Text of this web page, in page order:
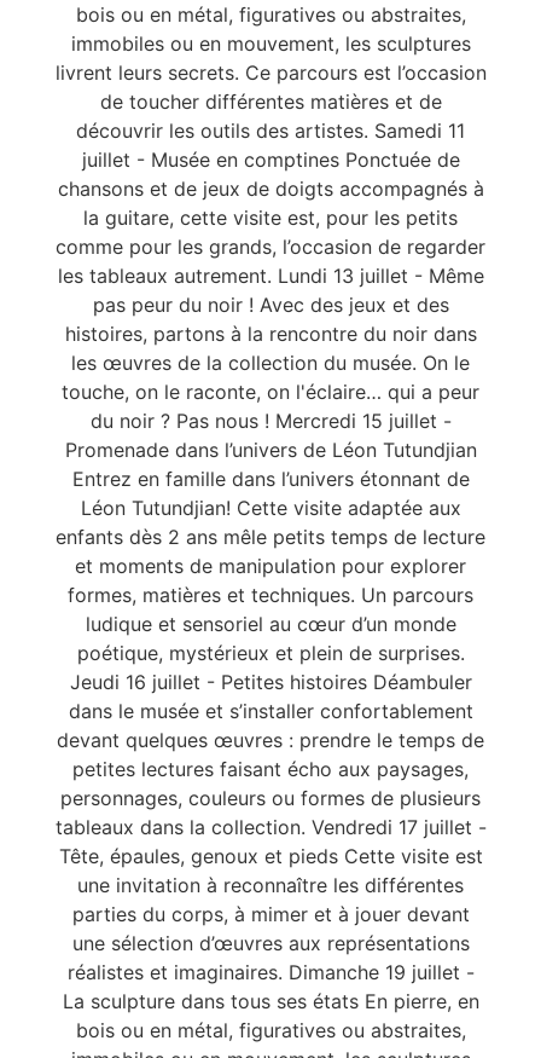
bois ou en métal, figuratives ou abstraites,
immobiles ou en mouvement, les sculptures
livrent leurs secrets. Ce parcours est l’occasion
de toucher différentes matières et de
découvrir les outils des artistes. Samedi 11
juillet - Musée en comptines Ponctuée de
chansons et de jeux de doigts accompagnés à
la guitare, cette visite est, pour les petits
comme pour les grands, l’occasion de regarder
les tableaux autrement. Lundi 13 juillet - Même
pas peur du noir ! Avec des jeux et des
histoires, partons à la rencontre du noir dans
les œuvres de la collection du musée. On le
touche, on le raconte, on l'éclaire… qui a peur
du noir ? Pas nous ! Mercredi 15 juillet -
Promenade dans l’univers de Léon Tutundjian
Entrez en famille dans l’univers étonnant de
Léon Tutundjian! Cette visite adaptée aux
enfants dès 2 ans mêle petits temps de lecture
et moments de manipulation pour explorer
formes, matières et techniques. Un parcours
ludique et sensoriel au cœur d’un monde
poétique, mystérieux et plein de surprises.
Jeudi 16 juillet - Petites histoires Déambuler
dans le musée et s’installer confortablement
devant quelques œuvres : prendre le temps de
petites lectures faisant écho aux paysages,
personnages, couleurs ou formes de plusieurs
tableaux dans la collection. Vendredi 17 juillet -
Tête, épaules, genoux et pieds Cette visite est
une invitation à reconnaître les différentes
parties du corps, à mimer et à jouer devant
une sélection d’œuvres aux représentations
réalistes et imaginaires. Dimanche 19 juillet -
La sculpture dans tous ses états En pierre, en
bois ou en métal, figuratives ou abstraites,